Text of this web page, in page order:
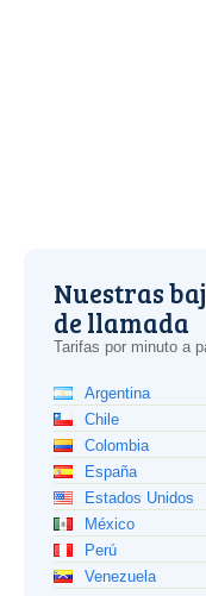
Nuestras
de llamada
Tarifas por minuto a
Argentina
Chile
Colombia
España
Estados Unidos
México
Perú
Venezuela